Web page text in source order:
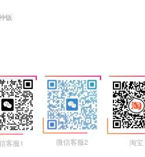
钣
客服1 微信客服2 淘宝